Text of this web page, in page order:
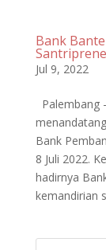
Bank
Jul 9, 2022
Palembang
Bank
8 Juli 2022.
hadirnya
kemandirian